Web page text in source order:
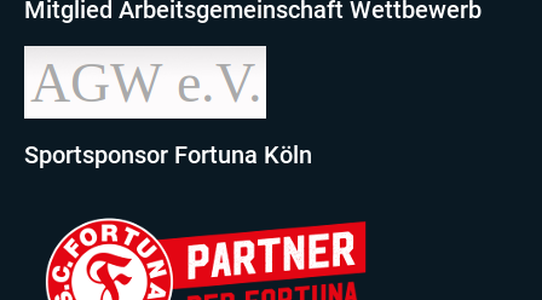
Mitglied Arbeitsgemeinschaft Wettbewerb
Sportsponsor Fortuna Köln